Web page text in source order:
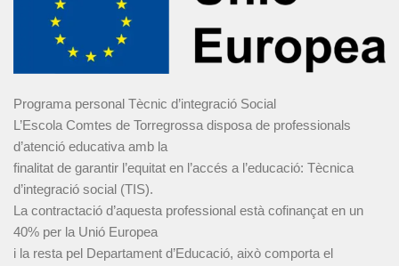
Programa personal Tècnic d’integració Social
L’Escola Comtes de Torregrossa disposa de professionals
d’atenció educativa amb la
finalitat de garantir l’equitat en l’accés a l’educació: Tècnica
d’integració social (TIS).
La contractació d’aquesta professional està cofinançat en un
40% per la Unió Europea
i la resta pel Departament d’Educació, això comporta el